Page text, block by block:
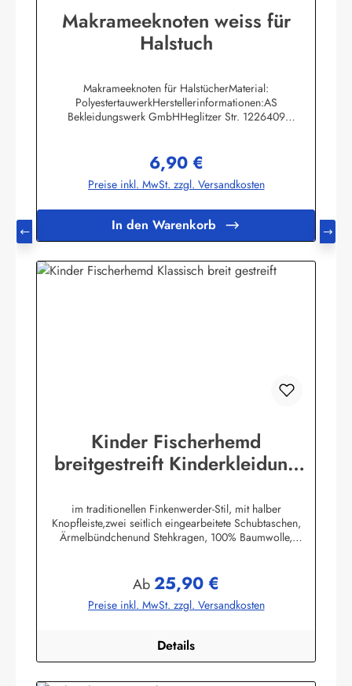
Makrameeknoten weiss für
Halstuch
Makrameeknoten für HalstücherMaterial:
PolyestertauwerkHerstellerinformationen:AS
Bekleidungswerk GmbHHeglitzer Str. 1226409
Regulärer Preis:
6,90 €
Preise inkl. MwSt. zzgl. Versandkosten
In den Warenkorb
Kinder Fischerhemd
breitgestreift Kinderkleidung
im traditionellen Finkenwerder-Stil, mit halber
Knopfleiste,zwei seitlich eingearbeitete Schubtaschen,
Ärmelbündchenund Stehkragen, 100% Baumwolle,
Wittmundinfo@modas-bekleidung.de
Regulärer Preis:
Ab25,90 €
Preise inkl. MwSt. zzgl. Versandkosten
Details